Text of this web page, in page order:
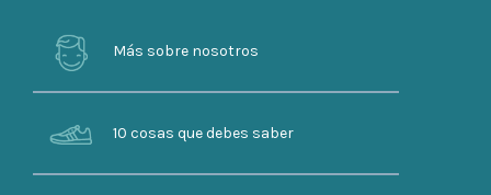
Más sobre nosotros
10 cosas que debes saber